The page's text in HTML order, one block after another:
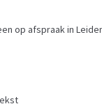
op afspraak in